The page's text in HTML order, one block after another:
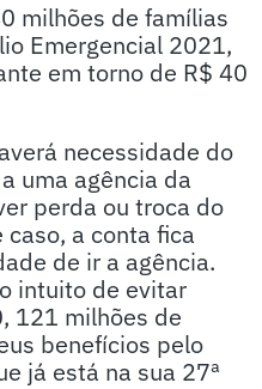
milhões de famílias
Emergencial 2021,
em torno de R$ 40
necessidade do
uma agência da
perda ou troca do
a conta fica
de ir a agência.
intuito de evitar
121 milhões de
benefícios pelo
já está na sua 27ª